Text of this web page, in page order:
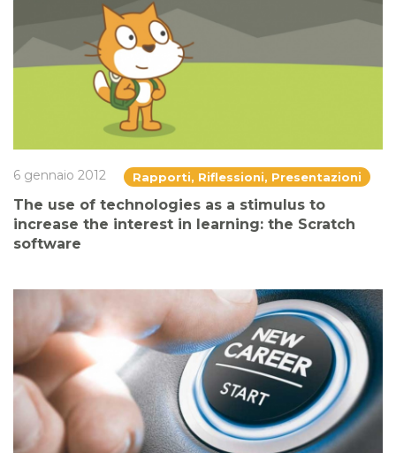
6 gennaio 2012 Rapporti, Riflessioni, Presentazioni
The use of technologies as a stimulus to
increase the interest in learning: the Scratch
software